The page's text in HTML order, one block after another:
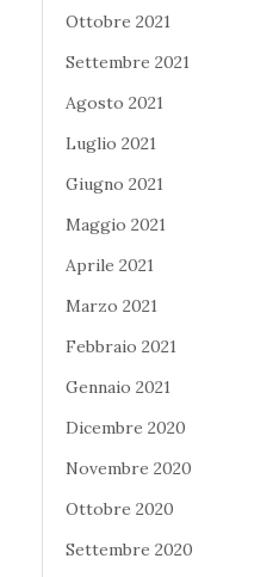
Ottobre 2021
Settembre 2021
Agosto 2021
Luglio 2021
Giugno 2021
Maggio 2021
Aprile 2021
Marzo 2021
Febbraio 2021
Gennaio 2021
Dicembre 2020
Novembre 2020
Ottobre 2020
Settembre 2020